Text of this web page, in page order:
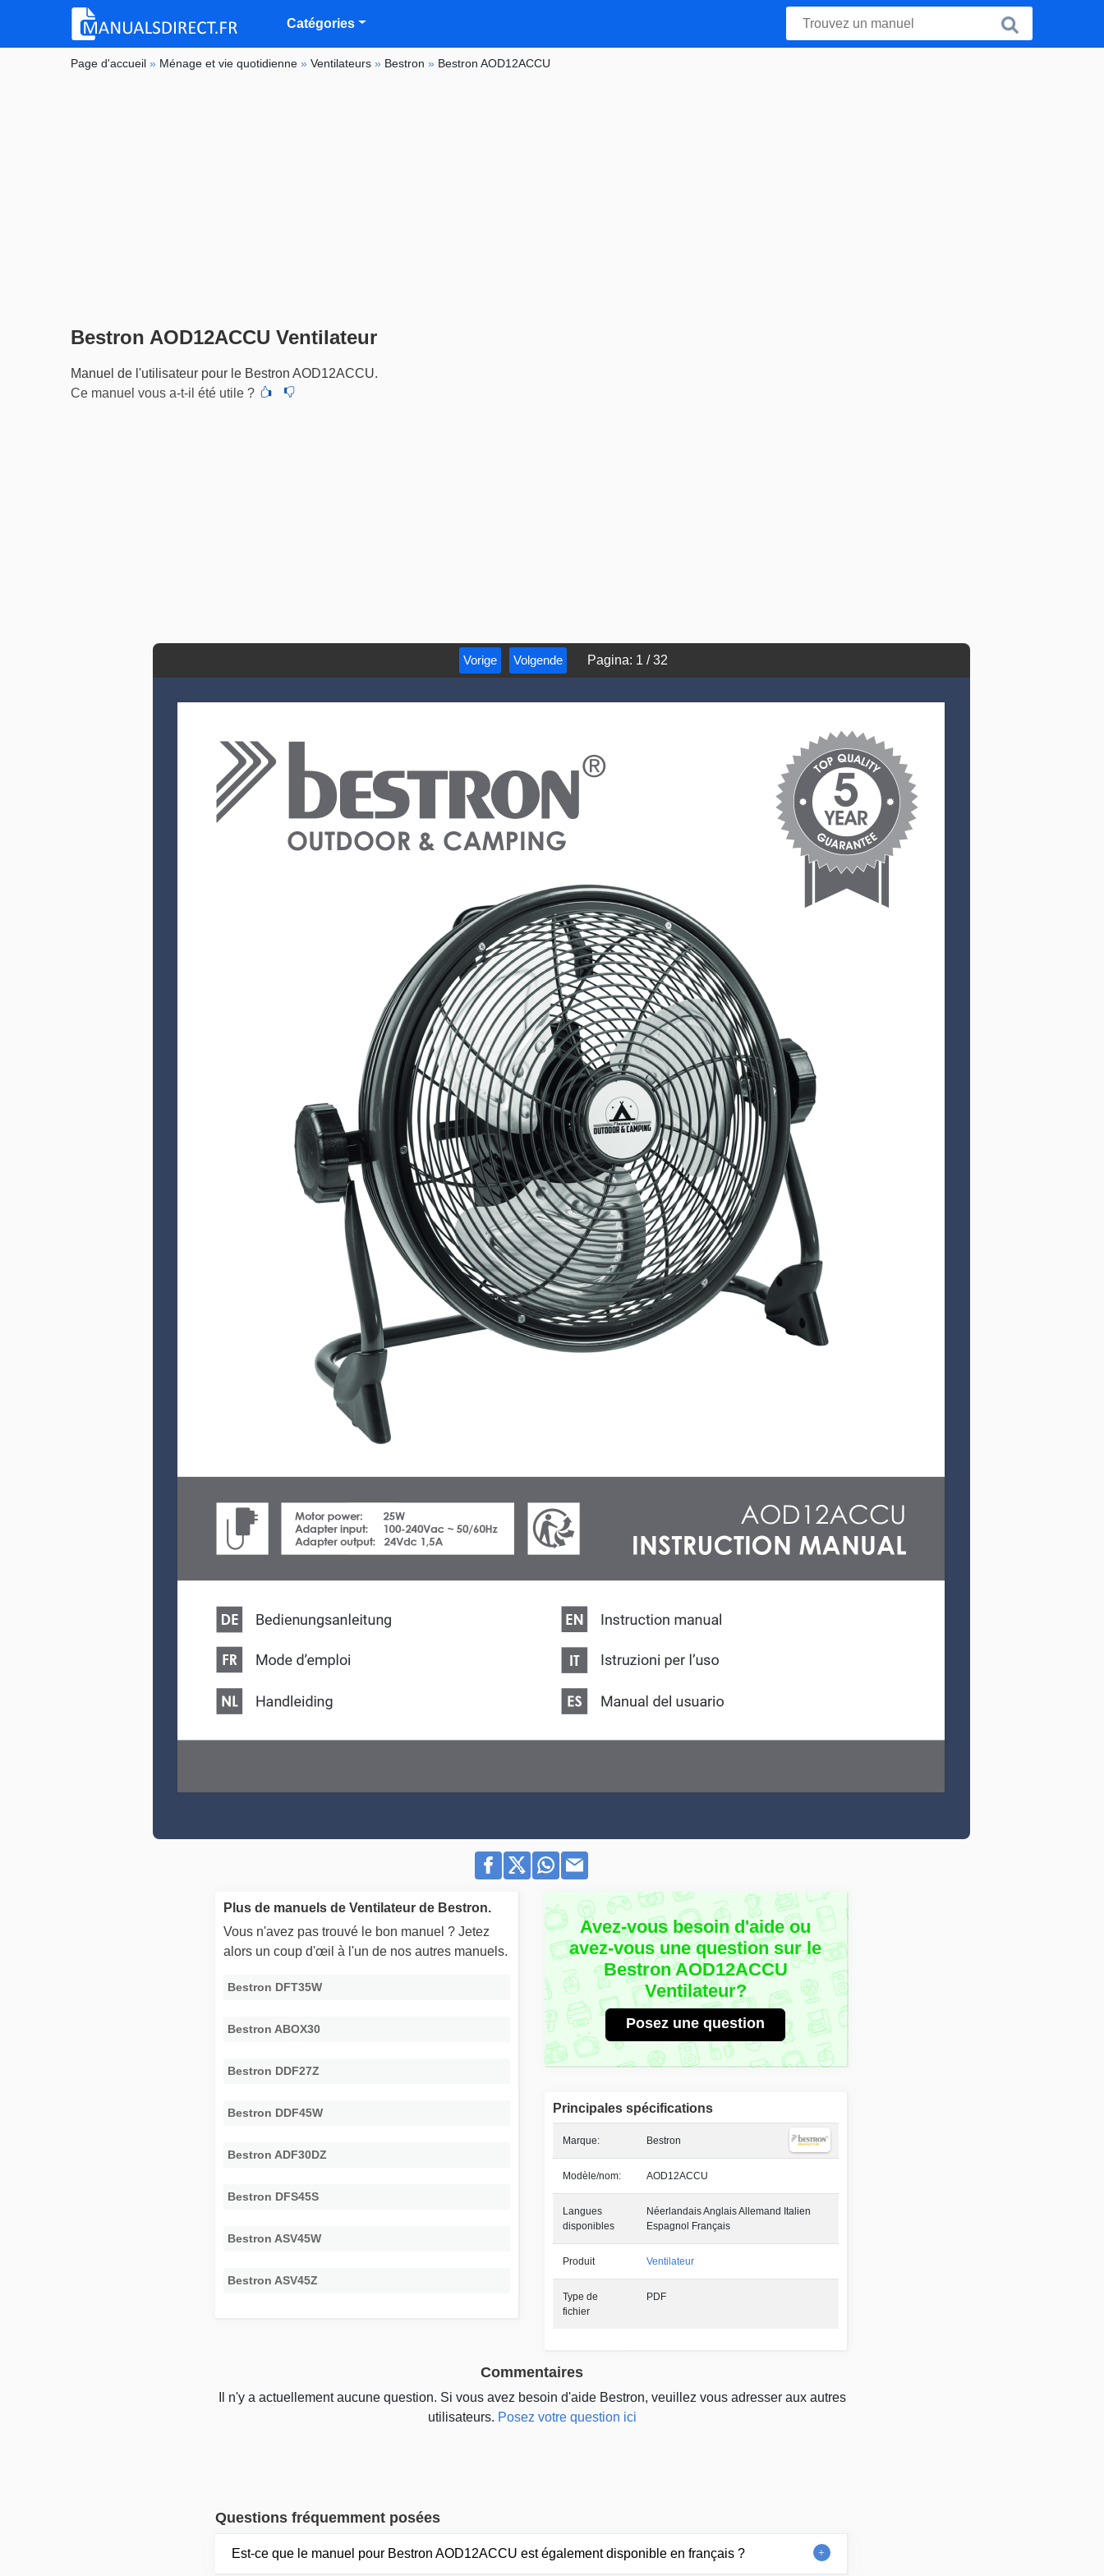
Catégories
Page d'accueil » Ménage et vie quotidienne »Ventilateurs » Bestron » Bestron AOD12ACCU
Bestron AOD12ACCU Ventilateur
Manuel de l'utilisateur pour le Bestron AOD12ACCU.
Ce manuel vous a-t-il été utile ?
Vorige Volgende Pagina: 1 /32
Avez-vous besoin d'aide ou
avez-vous une question sur le
Bestron AOD12ACCU
Ventilateur?
Posez une question
Principales spécifications
Marque: Bestron
Modèle/nom: AOD12ACCU
Langues
disponibles
Néerlandais Anglais Allemand Italien
Espagnol Français
Produit Ventilateur
Type de
fichier
PDF
Plus de manuels de Ventilateur de Bestron.
Vous n'avez pas trouvé le bon manuel ? Jetez
alors un coup d'œil à l'un de nos autres manuels.
Bestron DFT35W
Bestron ABOX30
Bestron DDF27Z
Bestron DDF45W
Bestron ADF30DZ
Bestron DFS45S
Bestron ASV45W
Bestron ASV45Z
Commentaires
Il n'y a actuellement aucune question. Si vous avez besoin d'aide Bestron, veuillez vous adresser aux autres
utilisateurs. Posez votre question ici
Questions fréquemment posées
Est-ce que le manuel pour Bestron AOD12ACCU est également disponible en français ?